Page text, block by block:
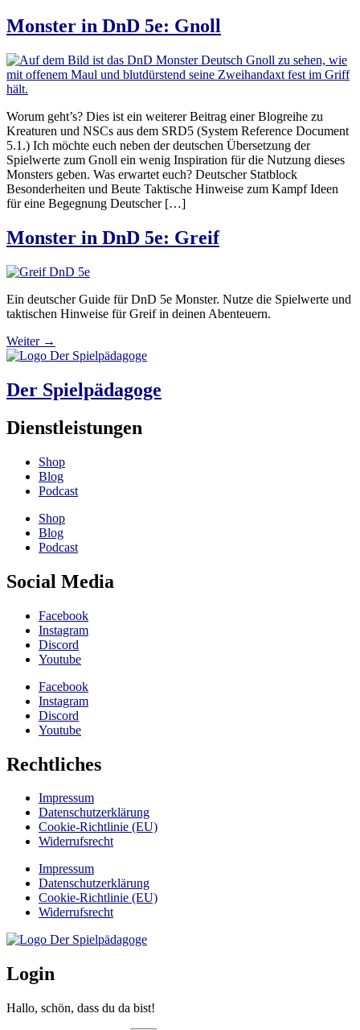
Monster in DnD 5e: Gnoll
Worum geht’s? Dies ist ein weiterer Beitrag einer Blogreihe zu
Kreaturen und NSCs aus dem SRD5 (System Reference Document
5.1.) Ich möchte euch neben der deutschen Übersetzung der
Spielwerte zum Gnoll ein wenig Inspiration für die Nutzung dieses
Monsters geben. Was erwartet euch? Deutscher Statblock
Besonderheiten und Beute Taktische Hinweise zum Kampf Ideen
für eine Begegnung Deutscher […]
Monster in DnD 5e: Greif
Ein deutscher Guide für DnD 5e Monster. Nutze die Spielwerte und
taktischen Hinweise für Greif in deinen Abenteuern.
Weiter →
Der Spielpädagoge
Dienstleistungen
Shop
Blog
Podcast
Shop
Blog
Podcast
Social Media
Facebook
Instagram
Discord
Youtube
Facebook
Instagram
Discord
Youtube
Rechtliches
Impressum
Datenschutzerklärung
Cookie-Richtlinie (EU)
Widerrufsrecht
Impressum
Datenschutzerklärung
Cookie-Richtlinie (EU)
Widerrufsrecht
Login
Hallo, schön, dass du da bist!